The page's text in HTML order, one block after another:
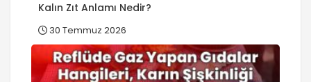
Kalın Zıt Anlamı Nedir?
30 Temmuz 2026